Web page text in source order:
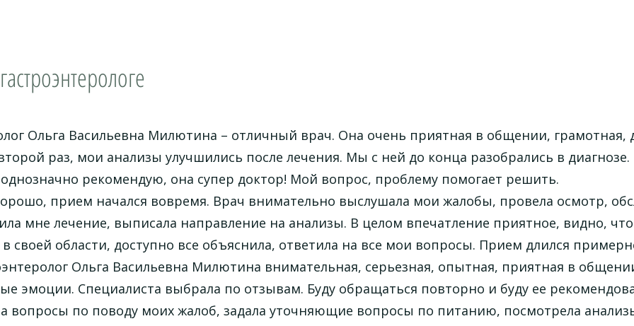
Ольга Васильевна Милютина – отличный врач. Она очень приятная в общении, грамотная,
раз, мои анализы улучшились после лечения. Мы с ней до конца разобрались в диагнозе.
рекомендую, она супер доктор! Мой вопрос, проблему помогает решить.
прием начался вовремя. Врач внимательно выслушала мои жалобы, провела осмотр,
мне лечение, выписала направление на анализы. В целом впечатление приятное, видно,
своей области, доступно все объяснила, ответила на все мои вопросы. Прием длился
Ольга Васильевна Милютина внимательная, серьезная, опытная, приятная в
эмоции. Специалиста выбрала по отзывам. Буду обращаться повторно и буду ее
вопросы по поводу моих жалоб, задала уточняющие вопросы по питанию, посмотрела